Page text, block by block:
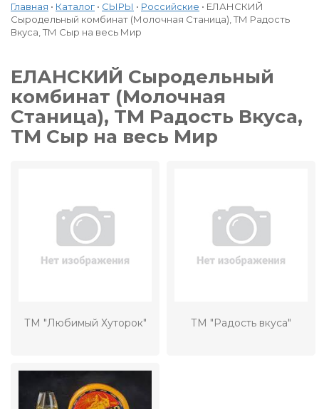
Главная • Каталог • СЫРЫ • Российские • ЕЛАНСКИЙ
Сыродельный комбинат (Молочная Станица), ТМ Радость
Вкуса, ТМ Сыр на весь Мир
ЕЛАНСКИЙ Сыродельный
комбинат (Молочная
Станица), ТМ Радость Вкуса,
ТМ Сыр на весь Мир
ТМ "Любимый Хуторок" ТМ "Радость вкуса"